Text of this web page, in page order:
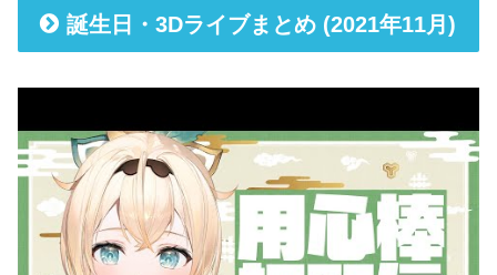
誕生日・3Dライブまとめ (2021年11月)